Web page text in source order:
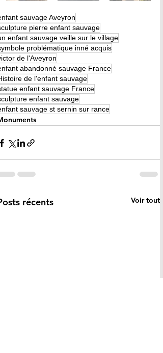
sauvage Aveyron
pierre enfant sauvage
enfant sauvage veille sur le village
problématique inné acquis
de l'Aveyron
abandonné sauvage France
de l'enfant sauvage
enfant sauvage France
enfant sauvage
sauvage st sernin sur rance
récents Voir tout